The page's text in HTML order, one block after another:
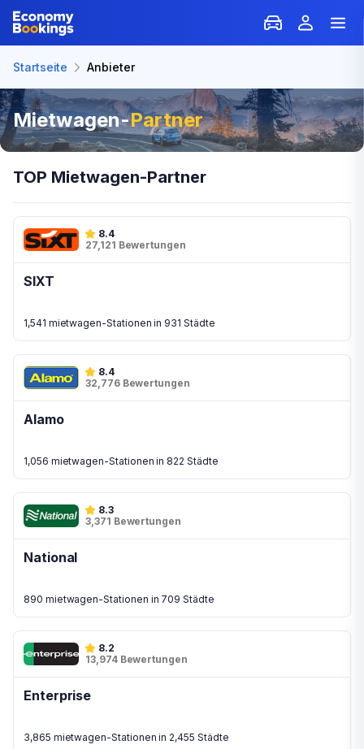
Startseite Anbieter
Mietwagen-Partner
TOP Mietwagen-Partner
8.4
27,121 Bewertungen
SIXT
1,541 mietwagen-Stationen in 931 Städte
8.4
32,776 Bewertungen
Alamo
1,056 mietwagen-Stationen in 822 Städte
8.3
3,371 Bewertungen
National
890 mietwagen-Stationen in 709 Städte
8.2
13,974 Bewertungen
Enterprise
3,865 mietwagen-Stationen in 2,455 Städte